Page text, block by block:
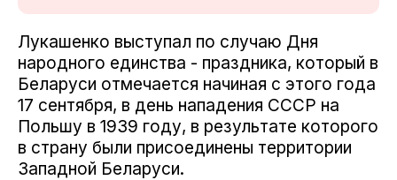
Лукашенко выступал по случаю Дня
народного единства - праздника, который в
Беларуси отмечается начиная с этого года
17 сентября, в день нападения СССР на
Польшу в 1939 году, в результате которого
в страну были присоединены территории
Западной Беларуси.